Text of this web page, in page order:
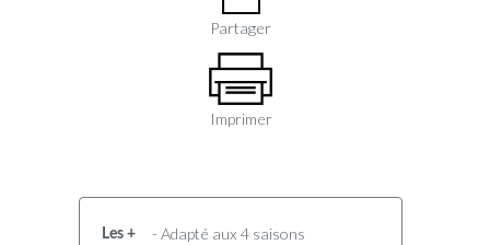
Partager
Imprimer
Les +
- Adapté aux 4 saisons